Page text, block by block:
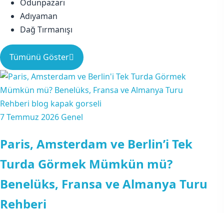
Odunpazarı
Adıyaman
Dağ Tırmanışı
Tümünü Göster
7 Temmuz 2026 Genel
Paris, Amsterdam ve Berlin’i Tek
Turda Görmek Mümkün mü?
Benelüks, Fransa ve Almanya Turu
Rehberi